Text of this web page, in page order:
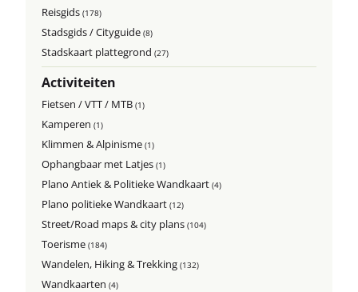
Reisgids(178)
Stadsgids / Cityguide(8)
Stadskaart plattegrond(27)
Activiteiten
Fietsen / VTT / MTB(1)
Kamperen(1)
Klimmen & Alpinisme(1)
Ophangbaar met Latjes(1)
Plano Antiek & Politieke Wandkaart(4)
Plano politieke Wandkaart(12)
Street/Road maps & city plans(104)
Toerisme(184)
Wandelen, Hiking & Trekking(132)
Wandkaarten(4)